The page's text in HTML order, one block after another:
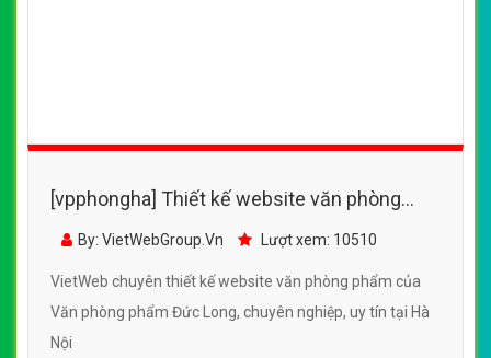
[vpphongha] Thiết kế website văn phòng
phẩm của Văn phòng phẩm Đức Long
By: VietWebGroup.Vn Lượt xem: 10510
VietWeb chuyên thiết kế website văn phòng phẩm của
Văn phòng phẩm Đức Long, chuyên nghiệp, uy tín tại Hà
Nội